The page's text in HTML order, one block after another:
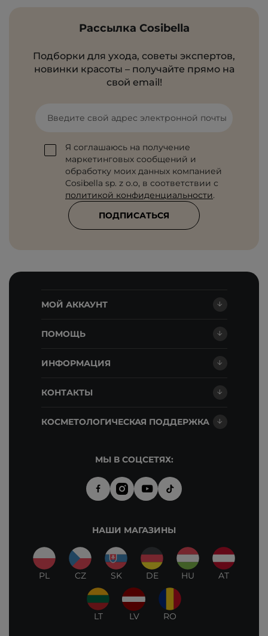
Рассылка Cosibella
Подборки для ухода, советы экспертов,
новинки красоты – получайте прямо на
свой email!
Введите свой адрес электронной почты
Я соглашаюсь на получение
маркетинговых сообщений и
обработку моих данных компанией
Cosibella sp. z o.o, в соответствии с
политикой конфиденциальности.
ПОДПИСАТЬСЯ
МОЙ АККАУНТ
ПОМОЩЬ
ИНФОРМАЦИЯ
КОНТАКТЫ
КОСМЕТОЛОГИЧЕСКАЯ ПОДДЕРЖКА
МЫ В СОЦСЕТЯХ:
НАШИ МАГАЗИНЫ
PL CZ SK DE HU AT
LT LV RO